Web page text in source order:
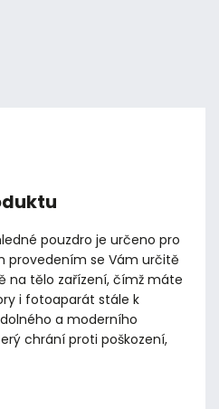
pouzdro je určeno pro
provedením se Vám určitě
na tělo zařízení, čímž máte
i fotoaparát stále k
a moderního
chrání proti poškození,